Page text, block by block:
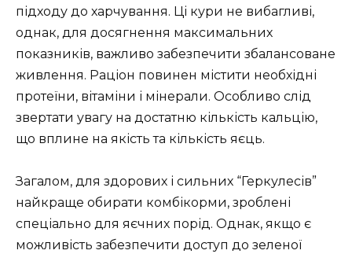
підходу до харчування. Ці кури не вибагливі,
однак, для досягнення максимальних
показників, важливо забезпечити збалансоване
живлення. Раціон повинен містити необхідні
протеїни, вітаміни і мінерали. Особливо слід
звертати увагу на достатню кількість кальцію,
що вплине на якість та кількість яєць.
Загалом, для здорових і сильних “Геркулесів”
найкраще обирати комбікорми, зроблені
спеціально для яєчних порід. Однак, якщо є
можливість забезпечити доступ до зеленої